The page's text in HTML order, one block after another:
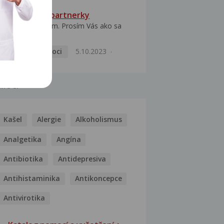
HPV typ 52 u partnerky
Dobrý deň prajem. Prosím Vás ako sa
Pohlavní nemoci
5.10.2023
Kašel Alergie Alkoholismus
Analgetika Angína
Antibiotika Antidepresiva
Antihistaminika Antikoncepce
Antivirotika